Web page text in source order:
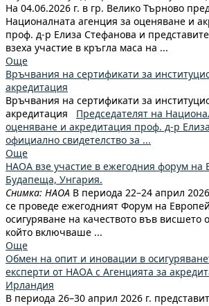
На 04.06.2026 г. в гр. Велико Търново
Националната агенция за оценяване и
проф. д-р Елиза Стефанова и
взеха участие в кръгла маса на ...
Още
Връчвания на сертификати за
акредитация
Връчвания на сертификати за
акредитация Председателят на
оценяване и акредитация проф. д-р
официално свидетелство за ...
Още
НАОА взе участие в ежегодния форум на
Будапеща, Унгария.
Снимкa: НАОА В периода 22–24 април
се проведе ежегодният Форум на
осигуряване на качеството във висшето
който включваше ...
Още
Обмен на опит и иновации в
експерти от НАОА с Агенцията за
Ирландия
В периода 26–30 април 2026 г.